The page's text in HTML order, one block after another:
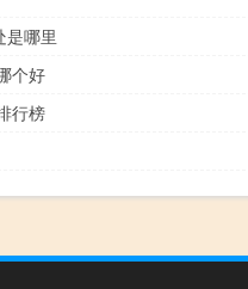
是哪里
个好
行榜